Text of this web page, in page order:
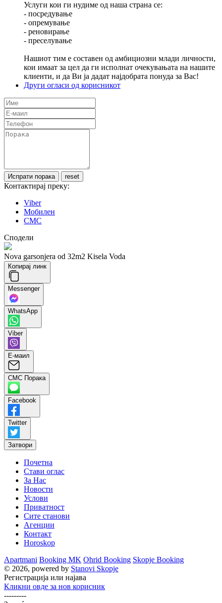
Услуги кои ги нудиме од наша страна се:
- посредување
- опремување
- реновирање
- преселување
Нашиот тим е составен од амбициозни млади личности,
кои имаат за цел да ги исполнат очекувањата на нашите
клиенти, и да Ви ја дадат најдобрата понуда за Вас!
Други огласи од корисникот
Контактирај преку:
Viber
Мобилен
СМС
Сподели
Nova garsonjera od 32m2 Kisela Voda
Копирај линк
Messenger
WhatsApp
Viber
Е-маил
СМС Порака
Facebook
Twitter
Затвори
Почетна
Стави оглас
За Нас
Новости
Услови
Приватност
Сите станови
Агенции
Контакт
Horoskop
Apartmani Booking MK Ohrid Booking Skopje Booking
© 2026, powered by Stanovi Skopje
Регистрација или најава
Кликни овде за нов корисник
---------